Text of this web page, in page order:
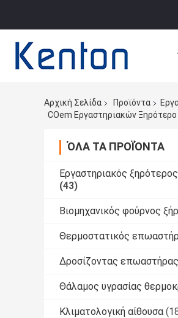
Αρχική Σελίδα Προϊόντα
COem Εργαστηριακών
ΌΛΑ ΤΑ ΠΡΟΪΌΝΤΑ
Εργαστηριακός
(43)
Βιομηχανικός φούρνος
Θερμοστατικός
Δροσίζοντας επωαστήρας
Θάλαμος υγρασίας
Κλιματολογική αίθουσα